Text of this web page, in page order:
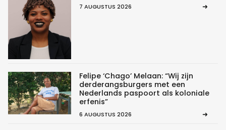
7 AUGUSTUS 2026
Felipe ‘Chago’ Melaan: “Wij zijn
derderangsburgers met een
Nederlands paspoort als koloniale
erfenis”
6 AUGUSTUS 2026